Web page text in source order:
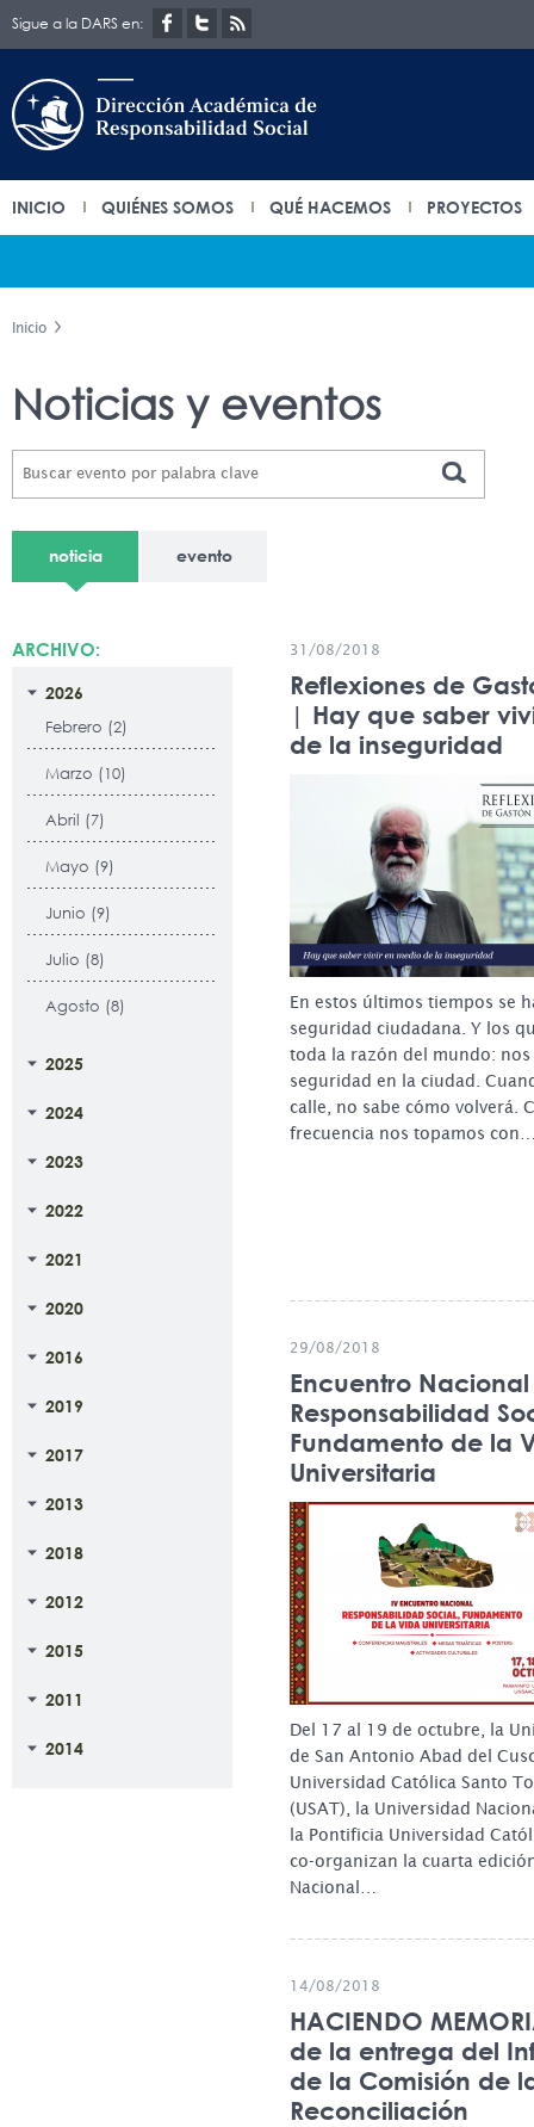
Sigue a la DARS en:
INICIO QUIÉNES SOMOS QUÉ HACEMOS PROYECTOS
Inicio
Noticias y eventos
noticia evento
ARCHIVO:
2026
Febrero (2)
Marzo (10)
Abril (7)
Mayo (9)
Junio (9)
Julio (8)
Agosto (8)
2025
2024
2023
2022
2021
2020
2016
2019
2017
2013
2018
2012
2015
2011
2014
31/08/2018
Reflexiones de
| Hay que saber
de la inseguridad
En estos últimos tiempos se
seguridad ciudadana. Y los
toda la razón del mundo:
seguridad en la ciudad.
calle, no sabe cómo volverá.
frecuencia nos topamos
29/08/2018
Encuentro Nacional
Responsabilidad
Fundamento de la
Universitaria
Del 17 al 19 de octubre, la
de San Antonio Abad del
Universidad Católica Santo
(USAT), la Universidad
la Pontificia Universidad
co-organizan la cuarta
Nacional…
14/08/2018
HACIENDO
de la entrega del
de la Comisión de
Reconciliación